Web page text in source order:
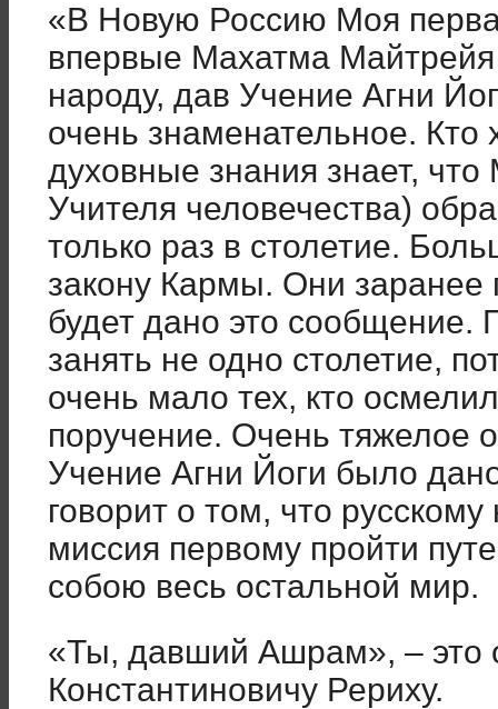
«В Новую Россию Моя
впервые Махатма Майтрейя
народу, дав Учение Агни
очень знаменательное. Кто
духовные знания знает,
Учителя человечества)
только раз в столетие.
закону Кармы. Они заранее
будет дано это сообщение.
занять не одно столетие,
очень мало тех, кто
поручение. Очень тяжелое
Учение Агни Йоги было
говорит о том, что
миссия первому пройти
собою весь остальной мир.
«Ты, давший Ашрам», –
Константиновичу Рериху.